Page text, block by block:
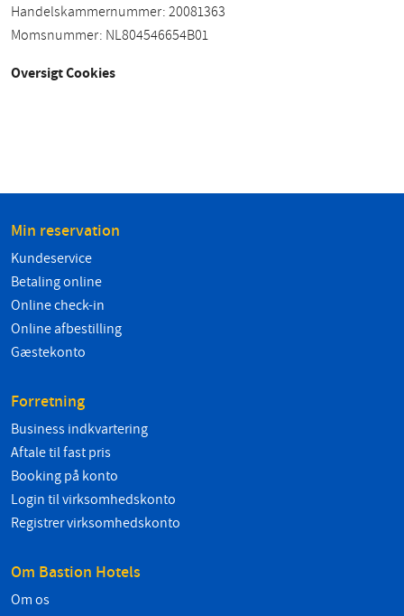
Handelskammernummer: 20081363
Momsnummer: NL804546654B01
Oversigt Cookies
Min reservation
Kundeservice
Betaling online
Online check-in
Online afbestilling
Gæstekonto
Forretning
Business indkvartering
Aftale til fast pris
Booking på konto
Login til virksomhedskonto
Registrer virksomhedskonto
Om Bastion Hotels
Om os